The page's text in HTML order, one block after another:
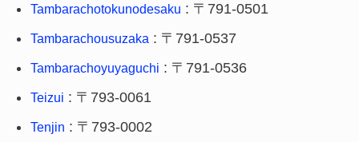
Tambarachotokunodesaku : 〒791-0501
Tambarachousuzaka : 〒791-0537
Tambarachoyuyaguchi : 〒791-0536
Teizui : 〒793-0061
Tenjin : 〒793-0002